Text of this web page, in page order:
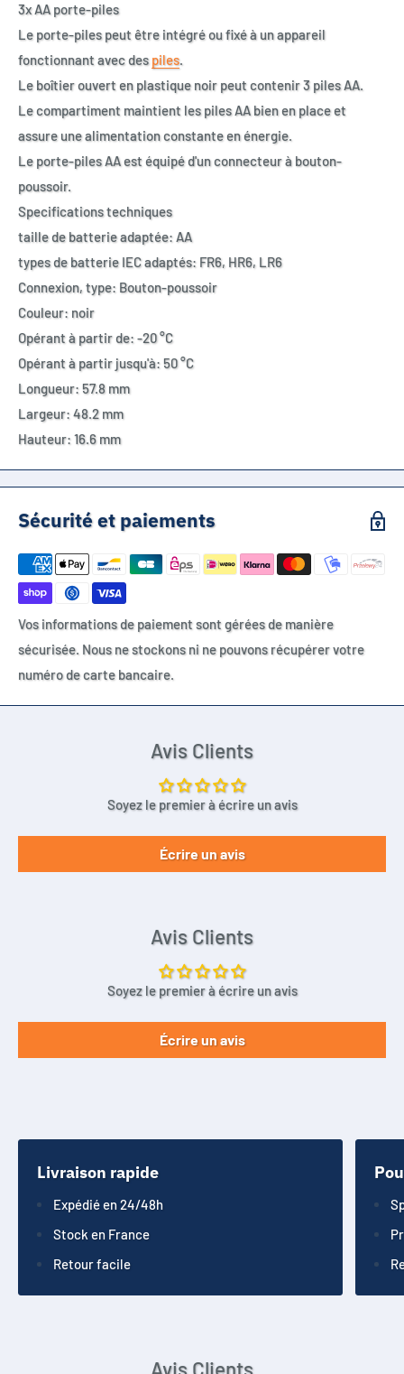
3x AA porte-piles
Le porte-piles peut être intégré ou fixé à un appareil
fonctionnant avec despiles.
Le boîtier ouvert en plastique noir peut contenir 3 piles AA.
Le compartiment maintient les piles AA bien en place et
assure une alimentation constante en énergie.
Le porte-piles AA est équipé d'un connecteur à bouton-
poussoir.
Specifications techniques
taille de batterie adaptée: AA
types de batterie IEC adaptés: FR6, HR6, LR6
Connexion, type: Bouton-poussoir
Couleur: noir
Opérant à partir de: -20 °C
Opérant à partir jusqu'à: 50 °C
Longueur: 57.8 mm
Largeur: 48.2 mm
Hauteur: 16.6 mm
Sécurité et paiements
Vos informations de paiement sont gérées de manière
sécurisée. Nous ne stockons ni ne pouvons récupérer votre
numéro de carte bancaire.
Avis Clients
Soyez le premier à écrire un avis
Écrire un avis
Avis Clients
Soyez le premier à écrire un avis
Écrire un avis
Livraison rapide
Expédié en 24/48h
Stock en France
Retour facile